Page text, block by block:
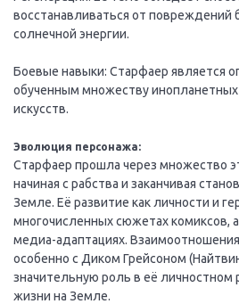
восстанавливаться от повреждений
солнечной энергии.
Боевые навыки: Старфаер является
обученным множеству
искусств.
Эволюция персонажа:
Старфаер прошла через множество
начиная с рабства и заканчивая
Земле. Её развитие как личности и
многочисленных сюжетах комиксов,
медиа-адаптациях.
особенно с Диком Грейсоном
значительную роль в её личностном
жизни на Земле.